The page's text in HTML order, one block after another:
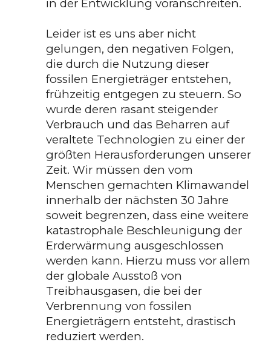
in der Entwicklung voranschreiten.
Leider ist es uns aber nicht
gelungen, den negativen Folgen,
die durch die Nutzung dieser
fossilen Energieträger entstehen,
frühzeitig entgegen zu steuern. So
wurde deren rasant steigender
Verbrauch und das Beharren auf
veraltete Technologien zu einer der
größten Herausforderungen unserer
Zeit. Wir müssen den vom
Menschen gemachten Klimawandel
innerhalb der nächsten 30 Jahre
soweit begrenzen, dass eine weitere
katastrophale Beschleunigung der
Erderwärmung ausgeschlossen
werden kann. Hierzu muss vor allem
der globaleAusstoß von
Treibhausgasen, die bei der
Verbrennung von fossilen
Energieträgern entsteht, drastisch
reduziert werden.